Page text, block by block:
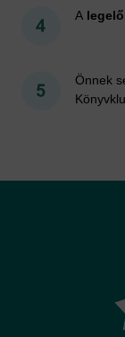
A
Önnek